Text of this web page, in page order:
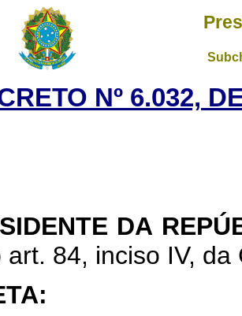
Nº 6.032,
DA
art. 84, inciso IV, da